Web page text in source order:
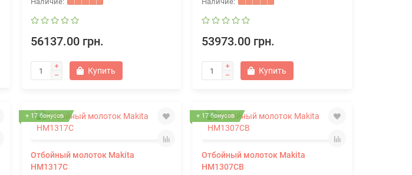
56137.00 грн.
Купить
53973.00 грн.
Купить
+ 17 бонусов
Отбойный молоток Makita
HM1317C
+ 17 бонусов
Отбойный молоток Makita
HM1307CB